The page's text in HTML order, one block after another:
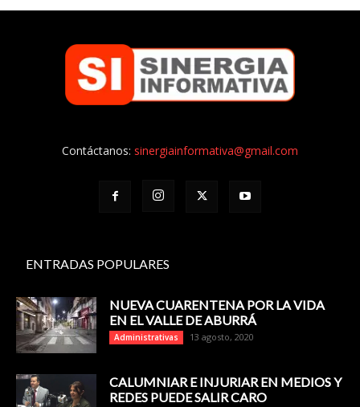
Contáctanos: sinergiainformativa@gmail.com
ENTRADAS POPULARES
NUEVA CUARENTENA POR LA VIDA
EN EL VALLE DE ABURRÁ
Administrativas 13 agosto, 2020
CALUMNIAR E INJURIAR EN MEDIOS Y
REDES PUEDE SALIR CARO